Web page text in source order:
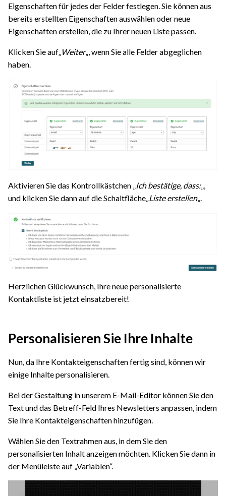
Eigenschaften für jedes der Felder festlegen. Sie können aus
bereits erstellten Eigenschaften auswählen oder neue
Eigenschaften erstellen, die zu Ihrer neuen Liste passen.
Klicken Sie auf „Weiter„, wenn Sie alle Felder abgeglichen
haben.
Aktivieren Sie das Kontrollkästchen „Ich bestätige, dass:„,
und klicken Sie dann auf die Schaltfläche„Liste erstellen„.
Herzlichen Glückwunsch, Ihre neue personalisierte
Kontaktliste ist jetzt einsatzbereit!
Personalisieren Sie Ihre Inhalte
Nun, da Ihre Kontakteigenschaften fertig sind, können wir
einige Inhalte personalisieren.
Bei der Gestaltung in unserem E-Mail-Editor können Sie den
Text und das Betreff-Feld Ihres Newsletters anpassen, indem
Sie Ihre Kontakteigenschaften hinzufügen.
Wählen Sie den Textrahmen aus, in dem Sie den
personalisierten Inhalt anzeigen möchten. Klicken Sie dann in
der Menüleiste auf „Variablen“.